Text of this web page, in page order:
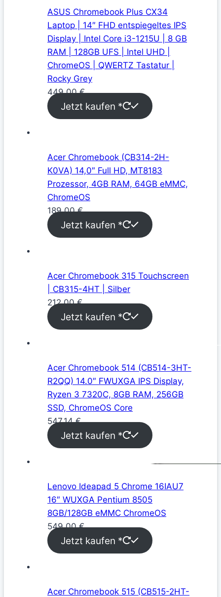
ASUS Chromebook Plus CX34
Laptop | 14″ FHD entspiegeltes IPS
Display | Intel Core i3-1215U | 8 GB
RAM | 128GB UFS | Intel UHD |
ChromeOS | QWERTZ Tastatur |
Rocky Grey
449,00€
Jetzt kaufen *
Acer Chromebook (CB314-2H-
K0VA) 14,0″ Full HD, MT8183
Prozessor, 4GB RAM, 64GB eMMC,
ChromeOS
189,00€
Jetzt kaufen *
Acer Chromebook 315 Touchscreen
| CB315-4HT | Silber
212,00€
Jetzt kaufen *
Acer Chromebook 514 (CB514-3HT-
R2QQ) 14.0″ FWUXGA IPS Display,
Ryzen 3 7320C, 8GB RAM, 256GB
SSD, ChromeOS Core
547,14€
Jetzt kaufen *
Lenovo Ideapad 5 Chrome 16IAU7
16″ WUXGA Pentium 8505
8GB/128GB eMMC ChromeOS
549,00€
Jetzt kaufen *
Acer Chromebook 515 (CB515-2HT-